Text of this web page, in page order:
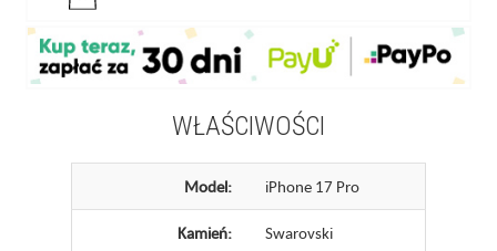
WŁAŚCIWOŚCI
Model: iPhone 17 Pro
Kamień: Swarovski